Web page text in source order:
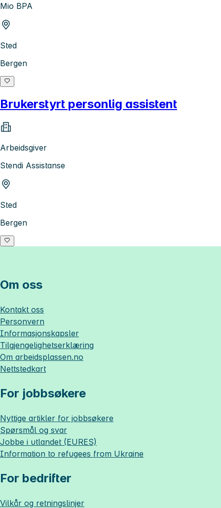
Mio BPA
Sted
Bergen
Brukerstyrt personlig assistent
Arbeidsgiver
Stendi Assistanse
Sted
Bergen
Om oss
Kontakt oss
Personvern
Informasjonskapsler
Tilgjengelighetserklæring
Om arbeidsplassen.no
Nettstedkart
For jobbsøkere
Nyttige artikler for jobbsøkere
Spørsmål og svar
Jobbe i utlandet (EURES)
Information to refugees from Ukraine
For bedrifter
Vilkår og retningslinjer